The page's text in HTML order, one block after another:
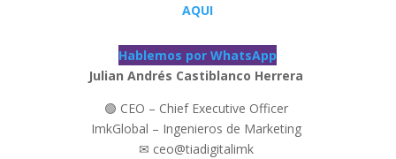
AQUI
Hablemos por WhatsApp
Julian Andrés Castiblanco Herrera
🟢 CEO – Chief Executive Officer
ImkGlobal – Ingenieros de Marketing
✉ ceo@tiadigitalimk